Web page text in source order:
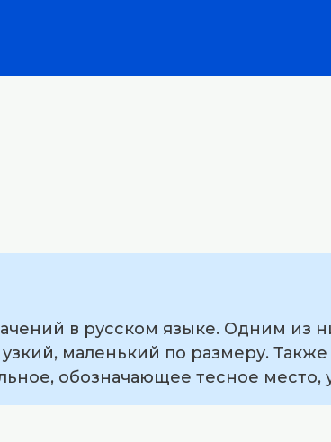
в русском языке. Одним из
маленький по размеру.
обозначающее тесное место,